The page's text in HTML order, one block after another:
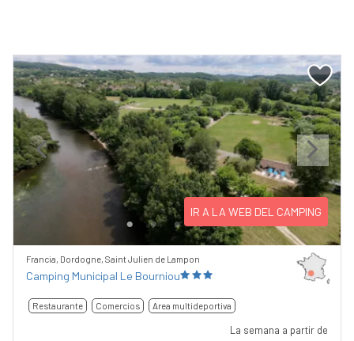
Previous Next
IR A LA WEB DEL CAMPING
Francia, Dordogne, Saint Julien de Lampon
Camping Municipal Le Bourniou
Restaurante Comercios Area multideportiva
La semana a partir de